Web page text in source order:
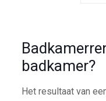
badkamer?
Het resultaat van